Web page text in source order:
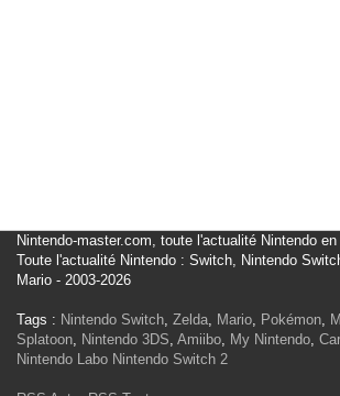
Nintendo-master.com, toute l'actualité Nintendo
Toute l'actualité Nintendo : Switch, Nintendo
Mario - 2003-2026
Tags : Nintendo Switch, Zelda, Mario, Pokémon,
Splatoon, Nintendo 3DS, Amiibo, My Nintendo,
Nintendo Labo Nintendo Switch 2